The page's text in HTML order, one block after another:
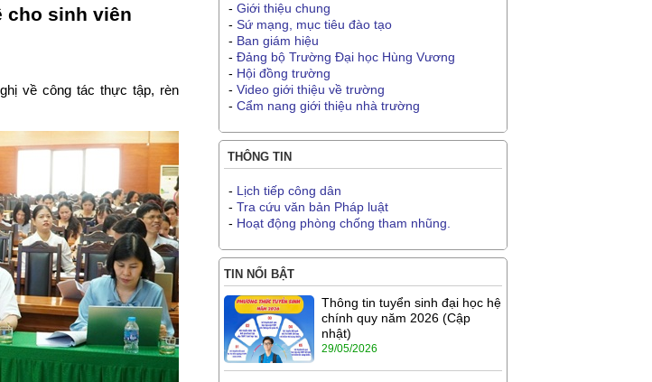
cho sinh viên
về công tác thực tập, rèn
- Giới thiệu chung
- Sứ mạng, mục tiêu đào tạo
- Ban giám hiệu
- Đảng bộ Trường Đại học Hùng Vương
- Hội đồng trường
- Video giới thiệu về trường
- Cẩm nang giới thiệu nhà trường
THÔNG TIN
- Lịch tiếp công dân
- Tra cứu văn bản Pháp luật
- Hoạt động phòng chống tham nhũng.
TIN NỔI BẬT
Thông tin tuyển sinh đại học hệ
chính quy năm 2026 (Cập
nhật)
29/05/2026